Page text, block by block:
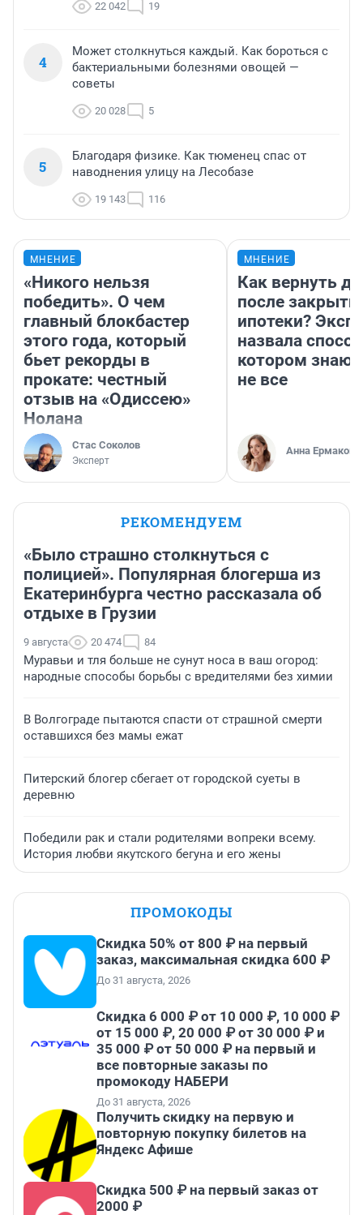
22 042 19
4
Может столкнуться каждый. Как бороться с
бактериальными болезнями овощей —
советы
20 028 5
5
Благодаря физике. Как тюменец спас от
наводнения улицу на Лесобазе
19 143 116
МНЕНИЕ
«Никого нельзя
победить». О чем
главный блокбастер
этого года, который
бьет рекорды в
прокате: честный
отзыв на «Одиссею»
Нолана
Стас Соколов
Эксперт
МНЕНИЕ
Как вернуть
после
ипотеки?
назвала
котором
не все
Анна Ермакова
РЕКОМЕНДУЕМ
«Было страшно столкнуться с
полицией». Популярная блогерша из
Екатеринбурга честно рассказала об
отдыхе в Грузии
9 августа 20 474 84
Муравьи и тля больше не сунут носа в ваш огород:
народные способы борьбы с вредителями без химии
В Волгограде пытаются спасти от страшной смерти
оставшихся без мамы ежат
Питерский блогер сбегает от городской суеты в
деревню
Победили рак и стали родителями вопреки всему.
История любви якутского бегуна и его жены
ПРОМОКОДЫ
Скидка 50% от 800 ₽ на первый
заказ, максимальная скидка 600 ₽
До 31 августа, 2026
Скидка 6 000 ₽ от 10 000 ₽, 10 000 ₽
от 15 000 ₽, 20 000 ₽ от 30 000 ₽ и
35 000 ₽ от 50 000 ₽ на первый и
все повторные заказы по
промокоду НАБЕРИ
До 31 августа, 2026
Получить скидку на первую и
повторную покупку билетов на
Яндекс Афише
Скидка 500 ₽ на первый заказ от
2000 ₽